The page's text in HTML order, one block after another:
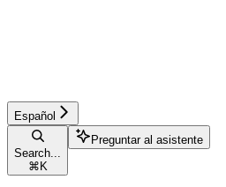
Español
Search...
⌘ K
Preguntar al asistente